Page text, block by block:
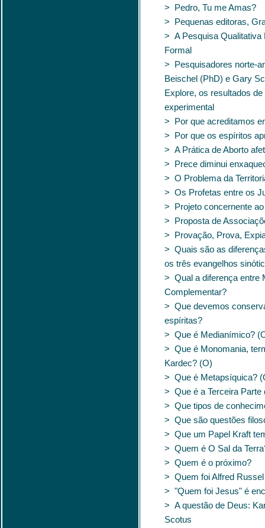
> Pedro, Tu me Amas?
> Pequenas editoras,
> A Pesquisa Qualitativa
Formal
> Pesquisadores norte-
Beischel (PhD) e Gary
Explore, os resultados
experimental
> Por que acreditamos
> Por que os espíritos
> A Prática de Aborto
> Prece diminui
> O Problema da
> Os Profetas entre os
> Projeto concernente
> Proposta de
> Provação, Prova,
> Quais são as
os três evangelhos
> Qual a diferença entre
Complementar?
> Que devemos
espíritas?
> Que é Medianímico?
> Que é Monomania,
Kardec? (O)
> Que é Metapsíquica?
> Que é a Terceira Parte
> Que tipos de
> Que são questões
> Que um Papel Kraft
> Quem é O Sal da
> Quem é o próximo?
> Quem foi Alfred Russel
> "Quem foi Jesus" é
> A questão de Deus:
Scotus